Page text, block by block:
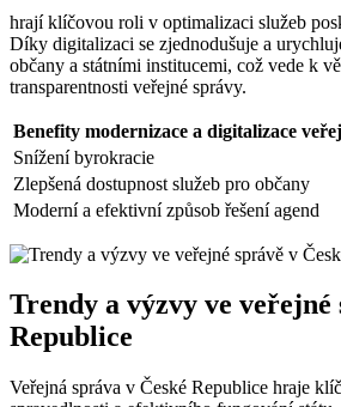
hrají klíčovou roli v optimalizaci služeb
Díky digitalizaci se zjednodušuje a
občany a státními institucemi, což vede k
transparentnosti veřejné správy.
Benefity modernizace a digitalizace
Snížení byrokracie
Zlepšená dostupnost služeb pro občany
Moderní a efektivní způsob řešení agend
Trendy a výzvy ve veřejné
Republice
Veřejná správa v České Republice hraje